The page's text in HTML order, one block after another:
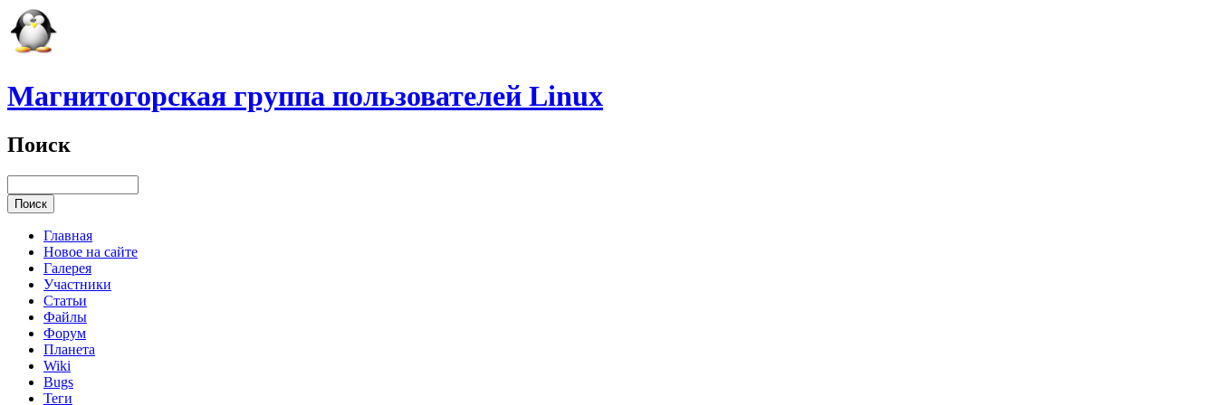
Магнитогорская группа пользователей Linux
Поиск
Главная
Новое на сайте
Галерея
Участники
Статьи
Файлы
Форум
Планета
Wiki
Bugs
Теги